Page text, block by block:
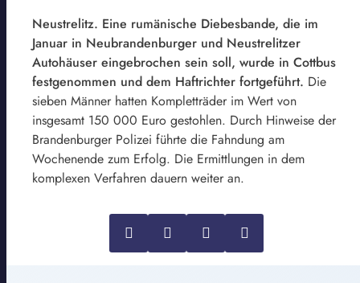
Neustrelitz. Eine rumänische Diebesbande, die im
Januar in Neubrandenburger und Neustrelitzer
Autohäuser eingebrochen sein soll, wurde in Cottbus
festgenommen und dem Haftrichter fortgeführt. Die
sieben Männer hatten Kompletträder im Wert von
insgesamt 150 000 Euro gestohlen. Durch Hinweise der
Brandenburger Polizei führte die Fahndung am
Wochenende zum Erfolg. Die Ermittlungen in dem
komplexen Verfahren dauern weiter an.